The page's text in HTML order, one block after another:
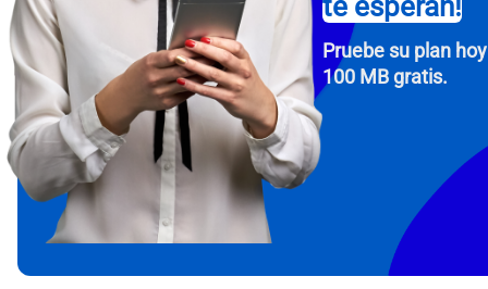
To
Then,
in
te esperan!
Pruebe su plan
100 MB gratis.